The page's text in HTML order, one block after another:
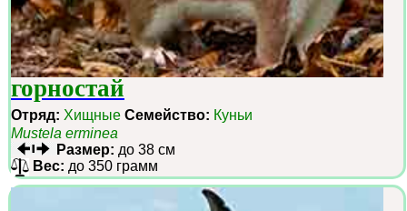
горностай
Отряд: Хищные Семейство: Куньи
Mustela erminea
Размер: до 38 см
Вес: до 350 грамм